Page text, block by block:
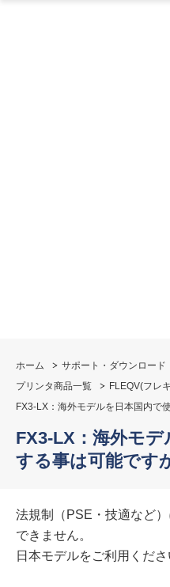
ホーム サポート・ダウンロード
プリンタ商品一覧
FLEQV(フレ
FX3-LX：海外モデルを日本国内で
FX3-LX：海外モデ
する事は可能です
法規制（PSE・技適など
できません。
日本モデルをご利用くださ